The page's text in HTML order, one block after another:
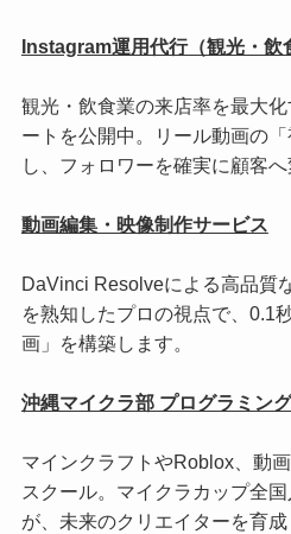
Instagram運用代行（観光・飲
観光・飲食業の来店率を最大
ートを公開中。リール動画の
し、フォロワーを確実に顧客へ
動画編集・映像制作サービス
DaVinci Resolveによる高品質
を熟知したプロの視点で、0.1
画」を構築します。
沖縄マイクラ部 プログラミン
マインクラフトやRoblox、動
スクール。マイクラカップ全
が、未来のクリエイターを育成